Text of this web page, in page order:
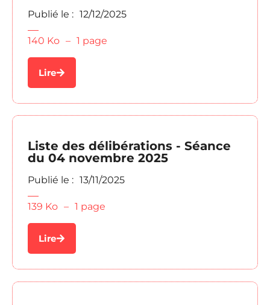
Publié le : 12/12/2025
140 Ko – 1 page
Lire
Liste des délibérations - Séance
du 04 novembre 2025
Publié le : 13/11/2025
139 Ko – 1 page
Lire